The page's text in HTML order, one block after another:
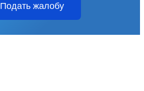
Подать жалобу